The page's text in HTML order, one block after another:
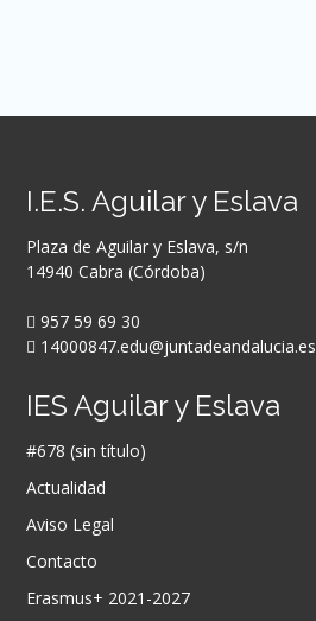
I.E.S. Aguilar y Eslava
Plaza de Aguilar y Eslava, s/n
14940 Cabra (Córdoba)
957 59 69 30
14000847.edu@juntadeandalucia.es
IES Aguilar y Eslava
#678 (sin título)
Actualidad
Aviso Legal
Contacto
Erasmus+ 2021-2027